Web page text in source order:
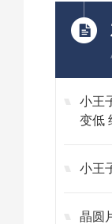
小王
变低
小王
晶圆